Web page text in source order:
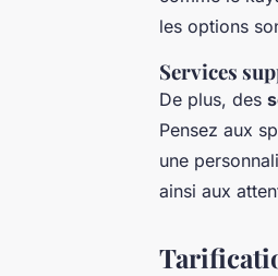
les options
Services
De plus, des
Pensez aux
une
ainsi aux